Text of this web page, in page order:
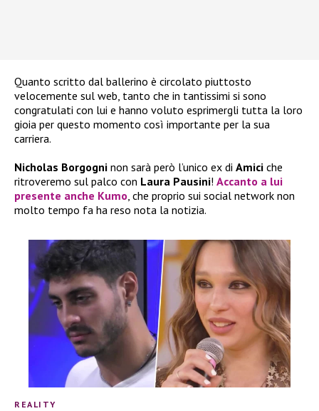
Quanto scritto dal ballerino è circolato piuttosto
velocemente sul web, tanto che in tantissimi si sono
congratulati con lui e hanno voluto esprimergli tutta la loro
gioia per questo momento così importante per la sua
carriera.
Nicholas Borgogni non sarà però l’unico ex di Amici che
ritroveremo sul palco con Laura Pausini! Accanto a lui
presente anche Kumo, che proprio sui social network non
molto tempo fa ha reso nota la notizia.
REALITY